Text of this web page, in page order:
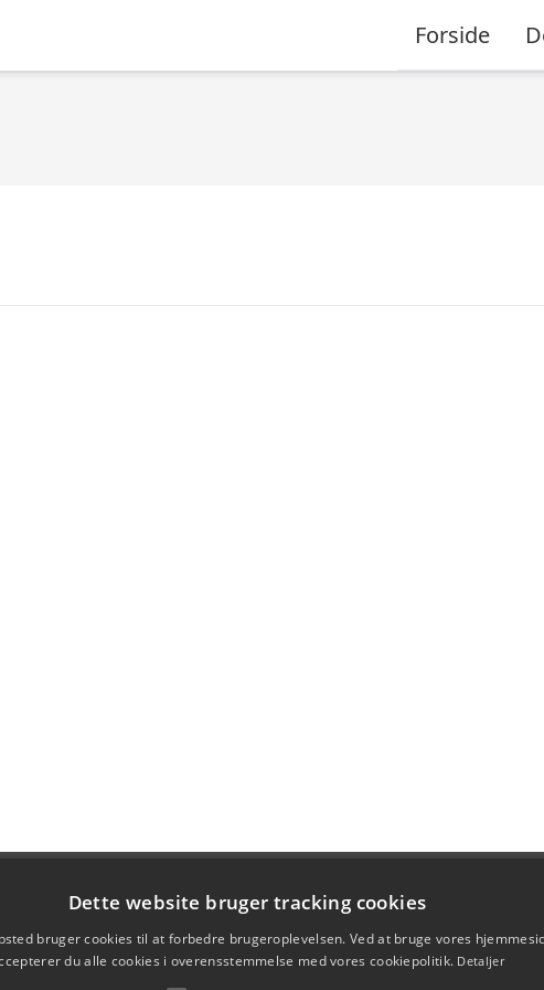
Forside
Dette website bruger tracking cookies
bruger cookies til at forbedre brugeroplevelsen. Ved at bruge vores
du alle cookies i overensstemmelse med vores cookiepolitik. Detaljer